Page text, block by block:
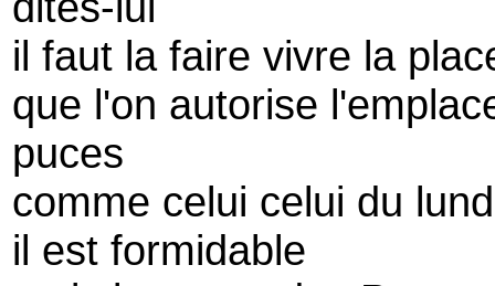
il faut la faire vivre la
que l'on autorise
puces
comme celui celui du
il est formidable